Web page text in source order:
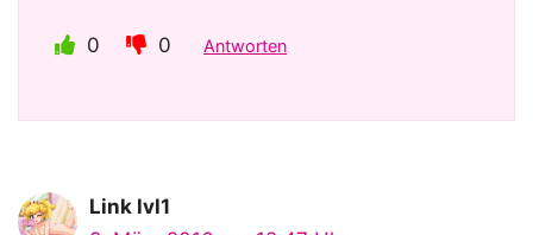
0 0 Antworten
Link lvl1